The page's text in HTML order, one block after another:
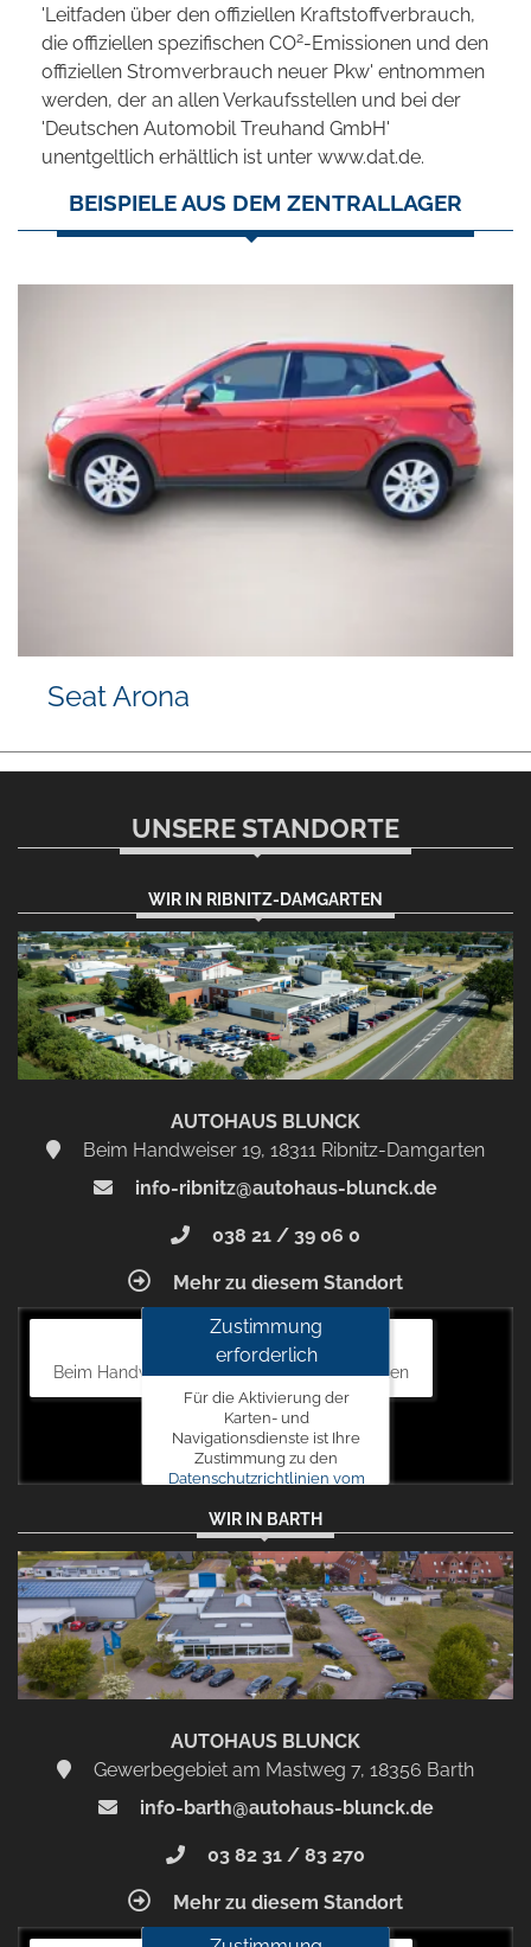
'Leitfaden über den offiziellen Kraftstoffverbrauch,
die offiziellen spezifischen CO2-Emissionen und den
offiziellen Stromverbrauch neuer Pkw' entnommen
werden, der an allen Verkaufsstellen und bei der
'Deutschen Automobil Treuhand GmbH'
unentgeltlich erhältlich ist unter www.dat.de.
BEISPIELE AUS DEM ZENTRALLAGER
Seat Arona
UNSERE STANDORTE
WIR IN RIBNITZ-DAMGARTEN
AUTOHAUS BLUNCK
Beim Handweiser 19, 18311 Ribnitz-Damgarten
info-ribnitz@autohaus-blunck.de
038 21 / 39 06 0
Mehr zu diesem Standort
Autohaus Blunck
Beim Handweiser 19, 18311 Ribnitz-Damgarten
Zustimmung
erforderlich
Für die Aktivierung der
Karten- und
Navigationsdienste ist Ihre
Zustimmung zu den
Datenschutzrichtlinien vom
erforderlich.
Zustimmen
und
aktivieren
WIR IN BARTH
AUTOHAUS BLUNCK
Gewerbegebiet am Mastweg 7, 18356 Barth
info-barth@autohaus-blunck.de
03 82 31 / 83 270
Mehr zu diesem Standort